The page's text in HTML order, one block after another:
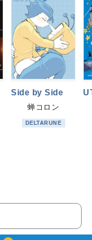
Side by Side
蝉コロン
DELTARUNE